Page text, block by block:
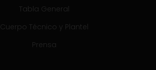
Tabla General
Cuerpo Técnico y Plantel
Prensa